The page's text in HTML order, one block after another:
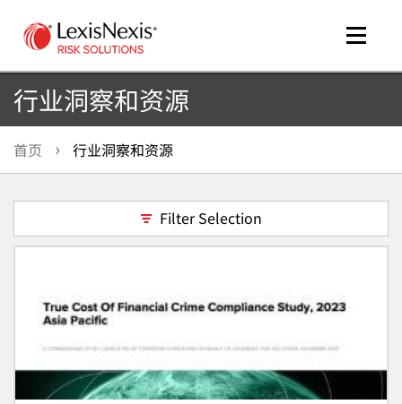
Toggle
行业洞察和资源
首页 行业洞察和资源
Filter Selection